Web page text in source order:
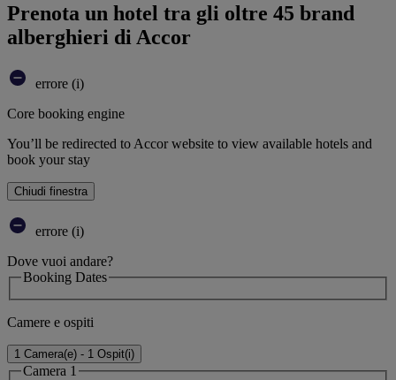
Prenota un hotel tra gli oltre 45 brand
alberghieri di Accor
errore (i)
Core booking engine
You’ll be redirected to Accor website to view available hotels and
book your stay
Chiudi finestra
errore (i)
Dove vuoi andare?
Booking Dates
Camere e ospiti
1 Camera(e) - 1 Ospit(i)
Camera 1